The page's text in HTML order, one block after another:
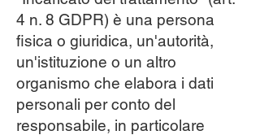
4 n. 8 GDPR) è una persona
fisica o giuridica, un'autorità,
un'istituzione o un altro
organismo che elabora i dati
personali per conto del
responsabile, in particolare